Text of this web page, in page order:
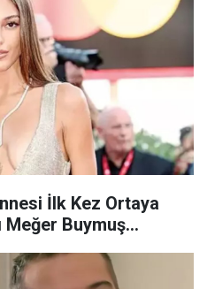
İlk Kez Ortaya
Meğer Buymuş...